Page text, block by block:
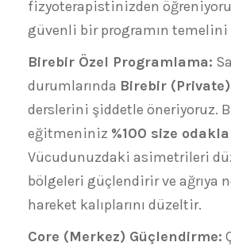
fizyoterapistinizden
güvenli bir programın
Birebir Özel Programlama:
durumlarında Birebir
derslerini şiddetle öneriyoruz.
eğitmeniniz %100 size
Vücudunuzdaki asimetrileri
bölgeleri güçlendirir ve ağrıya
hareket kalıplarını düzeltir.
Core (Merkez) Güçlendirme: